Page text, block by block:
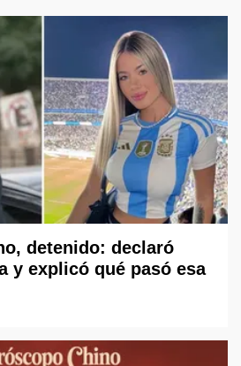
detenido: declaró
y explicó qué pasó esa